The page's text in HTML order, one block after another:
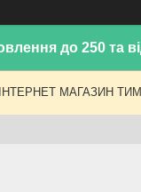
до 250 та
ІНТЕРНЕТ МАГАЗИН